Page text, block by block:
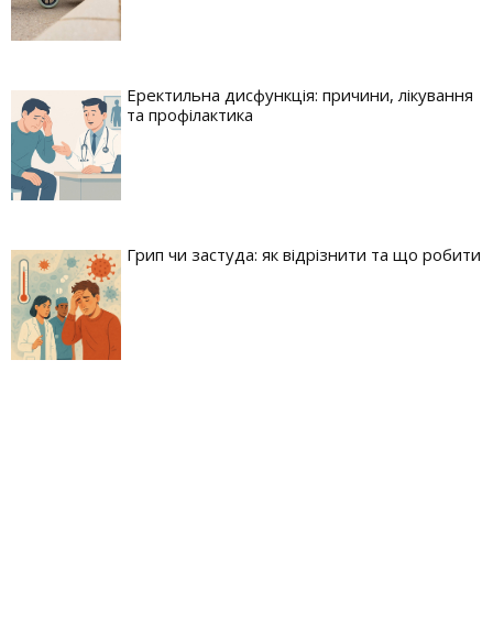
Еректильна дисфункція: причини, лікування
та профілактика
Грип чи застуда: як відрізнити та що робити